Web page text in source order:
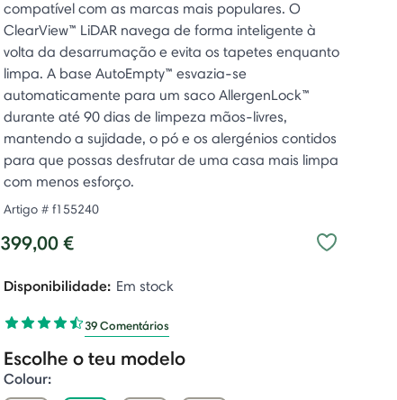
compatível com as marcas mais populares. O
ClearView™ LiDAR navega de forma inteligente à
volta da desarrumação e evita os tapetes enquanto
limpa. A base AutoEmpty™ esvazia-se
automaticamente para um saco AllergenLock™
durante até 90 dias de limpeza mãos-livres,
mantendo a sujidade, o pó e os alergénios contidos
para que possas desfrutar de uma casa mais limpa
com menos esforço.
Artigo # f155240
399,00 €
Disponibilidade: Em stock
39 Comentários
Escolhe o teu modelo
Colour: